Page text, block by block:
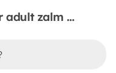
Purina one kattenvoer adult zalm & volkoren granen